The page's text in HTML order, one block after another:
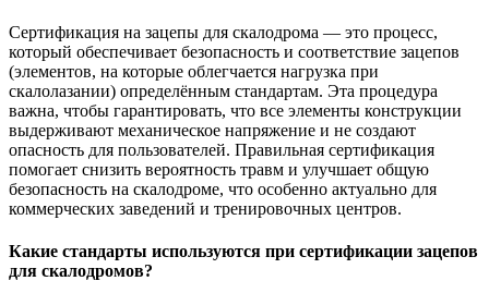
Сертификация на зацепы для скалодрома — это процесс,
который обеспечивает безопасность и соответствие зацепов
(элементов, на которые облегчается нагрузка при
скалолазании) определённым стандартам. Эта процедура
важна, чтобы гарантировать, что все элементы конструкции
выдерживают механическое напряжение и не создают
опасность для пользователей. Правильная сертификация
помогает снизить вероятность травм и улучшает общую
безопасность на скалодроме, что особенно актуально для
коммерческих заведений и тренировочных центров.
Какие стандарты используются при сертификации зацепов
для скалодромов?